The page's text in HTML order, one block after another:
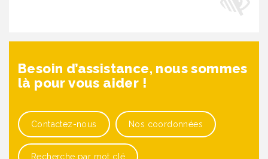
Besoin d’assistance, nous sommes
là pour vous aider !
Contactez-nous Nos coordonnées
Recherche par mot clé